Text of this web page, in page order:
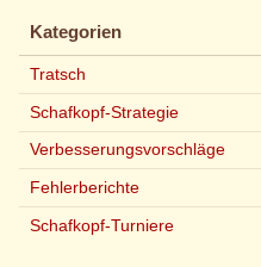
Kategorien
Tratsch
Schafkopf-Strategie
Verbesserungsvorschläge
Fehlerberichte
Schafkopf-Turniere